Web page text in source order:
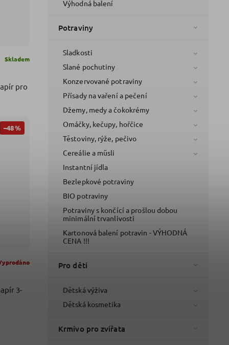
Výhodná balení
Potraviny
Sladkosti
Slané pochutiny
Konzervované potraviny
Přísady na vaření a pečení
Džemy, medy a čokokrémy
Omáčky, kečupy, hořčice
Těstoviny, rýže, pečivo
Cereálie a müsli
Instantní jídla
Bezlepkové potraviny
BIO potraviny
Potraviny s končící a prošlou dobou
minimální trvanlivosti
Kartonová balení potravin - VÝHODNÁ
CENA !!!
Pro děti
Dětská výživa
Dětská kosmetika
Krmivo pro zvířata
pro
Skladem
–48 %